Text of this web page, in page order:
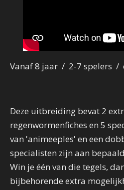
Vanaf 8 jaar / 2-7 spelers /
Deze uitbreiding bevat 2
regenwormenfiches en 5
van 'animeeples' en een
specialisten zijn aan
Win je één van die tegels,
bijbehorende extra